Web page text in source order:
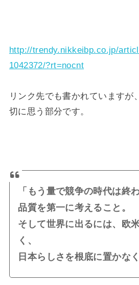
http://trendy.nikkeibp.co.jp/
1042372/?rt=nocnt
リンク先でも書かれていますが
切に思う部分です。
「もう量で競争の時代は終
品質を第一に考えること。
そして世界に出るには、欧
く、
日本らしさを根底に置かなく